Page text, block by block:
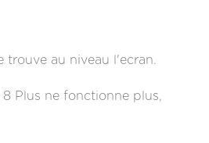
trouve au niveau l'ecran.
Plus ne fonctionne plus,